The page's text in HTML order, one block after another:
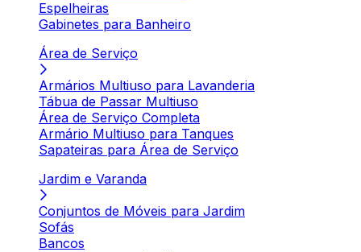
Espelheiras
Gabinetes para Banheiro
Área de Serviço
Armários Multiuso para Lavanderia
Tábua de Passar Multiuso
Área de Serviço Completa
Armário Multiuso para Tanques
Sapateiras para Área de Serviço
Jardim e Varanda
Conjuntos de Móveis para Jardim
Sofás
Bancos